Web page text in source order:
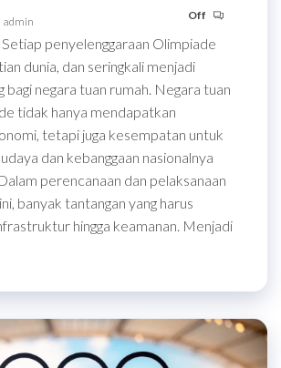
admin Off
penyelenggaraan Olimpiade
dunia, dan seringkali menjadi
bagi negara tuan rumah. Negara tuan
tidak hanya mendapatkan
tetapi juga kesempatan untuk
dan kebanggaan nasionalnya
perencanaan dan pelaksanaan
banyak tantangan yang harus
hingga keamanan. Menjadi